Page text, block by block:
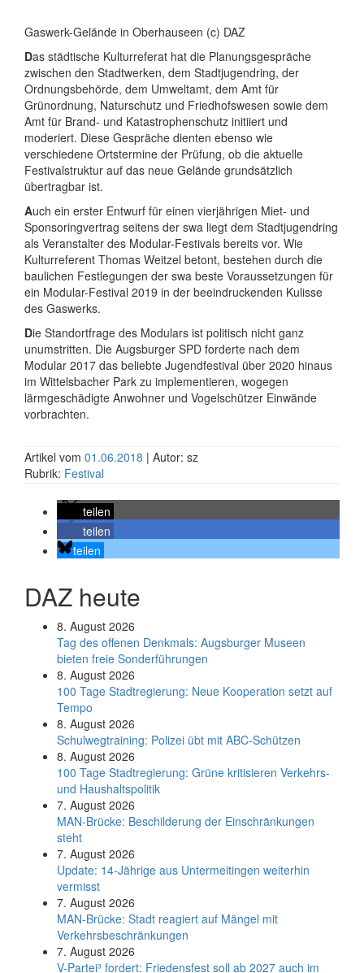
Gaswerk-Gelände in Oberhauseen (c) DAZ
Das städtische Kulturreferat hat die Planungsgespräche
zwischen den Stadtwerken, dem Stadtjugendring, der
Ordnungsbehörde, dem Umweltamt, dem Amt für
Grünordnung, Naturschutz und Friedhofswesen sowie dem
Amt für Brand- und Katastrophenschutz initiiert und
moderiert. Diese Gespräche dienten ebenso wie
verschiedene Ortstermine der Prüfung, ob die aktuelle
Festivalstruktur auf das neue Gelände grundsätzlich
übertragbar ist.
Auch ein erster Entwurf für einen vierjährigen Miet- und
Sponsoringvertrag seitens der swa liegt dem Stadtjugendring
als Veranstalter des Modular-Festivals bereits vor. Wie
Kulturreferent Thomas Weitzel betont, bestehen durch die
baulichen Festlegungen der swa beste Voraussetzungen für
ein Modular-Festival 2019 in der beeindruckenden Kulisse
des Gaswerks.
Die Standortfrage des Modulars ist politisch nicht ganz
unumstritten. Die Augsburger SPD forderte nach dem
Modular 2017 das beliebte Jugendfestival über 2020 hinaus
im Wittelsbacher Park zu implementieren, wogegen
lärmgeschädigte Anwohner und Vogelschützer Einwände
vorbrachten.
Artikel vom 01.06.2018 | Autor: sz
Rubrik: Festival
teilen
teilen
teilen
DAZ heute
8. August 2026
Tag des offenen Denkmals: Augsburger Museen
bieten freie Sonderführungen
8. August 2026
100 Tage Stadtregierung: Neue Kooperation setzt auf
Tempo
8. August 2026
Schul­weg­trai­ning: Poli­zei übt mit ABC-Schüt­zen
8. August 2026
100 Tage Stadtregierung: Grüne kritisieren Verkehrs-
und Haushaltspolitik
7. August 2026
MAN-Brücke: Beschilderung der Einschränkungen
steht
7. August 2026
Update: 14-Jährige aus Untermeitingen weiterhin
vermisst
7. August 2026
MAN-Brücke: Stadt reagiert auf Mängel mit
Verkehrsbeschränkungen
7. August 2026
V-Partei­³ fordert: Friedens­fest soll ab 2027 auch im